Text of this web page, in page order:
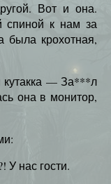
Вот и она.
спиной к нам за
была крохотная,
кутакка — За***л
она в монитор,
У нас гости.